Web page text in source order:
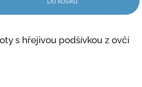
s hřejivou podšívkou z ovčí